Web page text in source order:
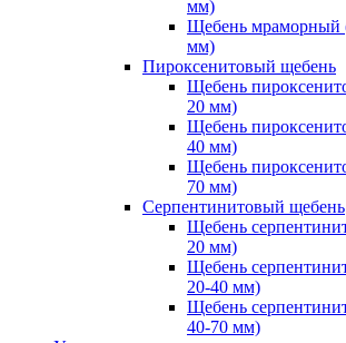
мм)
Щебень мраморный
мм)
Пироксенитовый щебень
Щебень
20 мм)
Щебень
40 мм)
Щебень
70 мм)
Серпентинитовый щебень
Щебень
20 мм)
Щебень
20-40 мм)
Щебень
40-70 мм)